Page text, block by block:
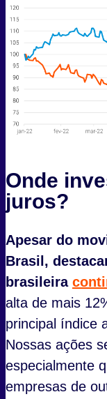
Onde
juros?
Apesar do
Brasil,
brasileira
alta de mais
principal índice
Nossas ações
especialmente
empresas de